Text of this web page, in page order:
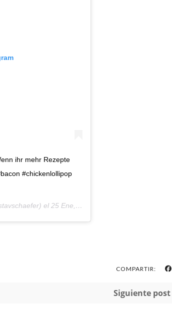
ihr mehr Rezepte
#chickenlollipop
el 25 Ene, 2020 a las 10:54 PST
COMPARTIR:
Siguiente